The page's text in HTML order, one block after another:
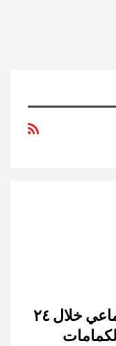
مخالفة ٩ آلاف سائق نقل جماعي خلال ٢٤